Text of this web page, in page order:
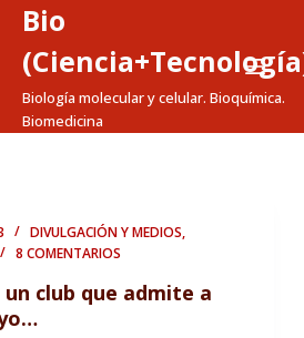
Bio
Biología molecular y celular. Bioquímica.
Biomedicina
DIVULGACIÓN Y MEDIOS,
8 COMENTARIOS
club que admite a